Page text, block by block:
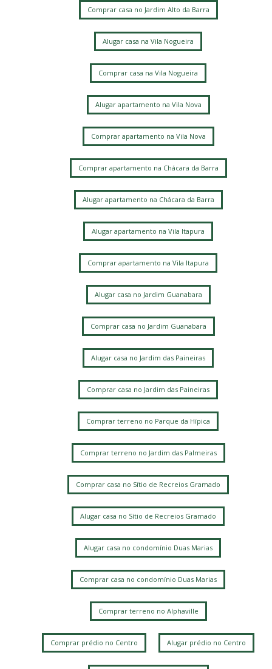
Comprar casa no Jardim Alto da Barra
Alugar casa na Vila Nogueira
Comprar casa na Vila Nogueira
Alugar apartamento na Vila Nova
Comprar apartamento na Vila Nova
Comprar apartamento na Chácara da Barra
Alugar apartamento na Chácara da Barra
Alugar apartamento na Vila Itapura
Comprar apartamento na Vila Itapura
Alugar casa no Jardim Guanabara
Comprar casa no Jardim Guanabara
Alugar casa no Jardim das Paineiras
Comprar casa no Jardim das Paineiras
Comprar terreno no Parque da Hípica
Comprar terreno no Jardim das Palmeiras
Comprar casa no Sítio de Recreios Gramado
Alugar casa no Sítio de Recreios Gramado
Alugar casa no condomínio Duas Marias
Comprar casa no condomínio Duas Marias
Comprar terreno no Alphaville
Comprar prédio no Centro Alugar prédio no Centro